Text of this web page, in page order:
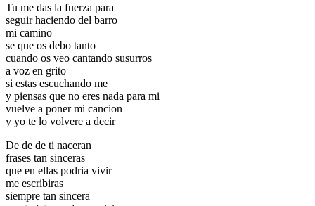
Tu me das la fuerza para
seguir haciendo del barro
mi camino
se que os debo tanto
cuando os veo cantando susurros
a voz en grito
si estas escuchando me
y piensas que no eres nada para mi
vuelve a poner mi cancion
y yo te lo volvere a decir
De de de ti naceran
frases tan sinceras
que en ellas podria vivir
me escribiras
siempre tan sincera